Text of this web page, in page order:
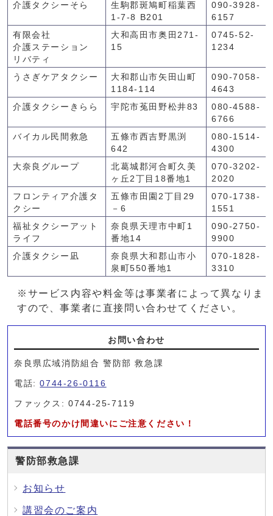
介護タクシーそら
生駒郡斑鳩町稲葉西
1-7-8 B201
090-3928-
6157
有限会社
介護ステーション
リバティ
大和高田市奥田271-
15
0745-52-
1234
うさぎケアタクシー
大和郡山市矢田山町
1184-114
090-7058-
4643
介護タクシーきらら
宇陀市菟田野松井83
080-4588-
6766
バイカル民間救急
五條市西吉野黒渕
642
080-1514-
4300
大奈良グループ
北葛城郡河合町久美
ヶ丘2丁目18番地1
070-3202-
2020
フロンティア介護タ
クシー
五條市田園2丁目29
－6
070-1738-
1551
福祉タクシーアット
ライフ
奈良県天理市中町1
番地14
090-2750-
9900
介護タクシー凪
奈良県大和郡山市小
泉町550番地1
070-1828-
3310
※サービス内容や料金等は事業者によって異なりま
すので、事業者に直接問い合わせてください。
お問い合わせ
奈良県広域消防組合 警防部 救急課
電話:0744-26-0116
ファックス: 0744-25-7119
電話番号のかけ間違いにご注意ください！
警防部救急課
お知らせ
講習会のご案内